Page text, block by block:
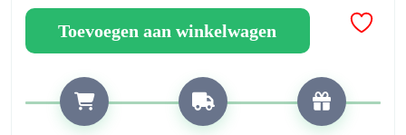
MDF-
voor
wandklok
Toevoegen aan winkelwagen